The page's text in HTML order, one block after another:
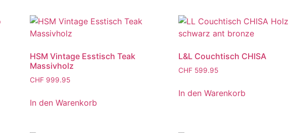
HSM Vintage Esstisch Teak
Massivholz
CHF999.95
In den Warenkorb
L&L Couchtisch CHISA
CHF 599.95
In den Warenkorb